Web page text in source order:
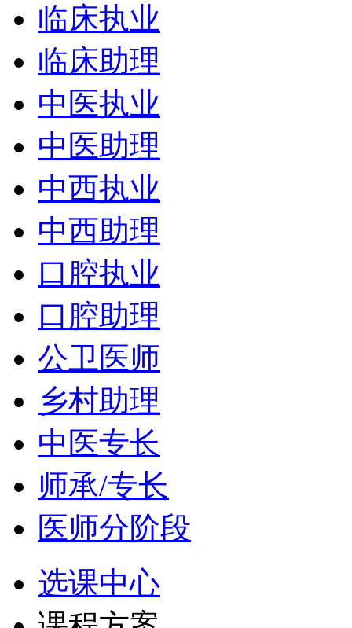
临床执业
临床助理
中医执业
中医助理
中西执业
中西助理
口腔执业
口腔助理
公卫医师
乡村助理
中医专长
师承/专长
医师分阶段
选课中心